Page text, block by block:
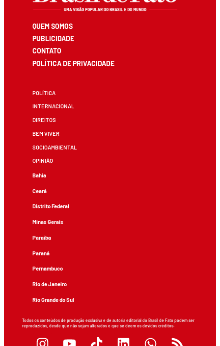
QUEM SOMOS
PUBLICIDADE
CONTATO
POLÍTICA DE PRIVACIDADE
POLÍTICA
INTERNACIONAL
DIREITOS
BEM VIVER
SOCIOAMBIENTAL
OPINIÃO
Bahia
Ceará
Distrito Federal
Minas Gerais
Paraíba
Paraná
Pernambuco
Rio de Janeiro
Rio Grande do Sul
Todos os conteúdos de produção exclusiva e de autoria editorial do Brasil de Fato podem ser
reproduzidos, desde que não sejam alterados e que se deem os devidos créditos.